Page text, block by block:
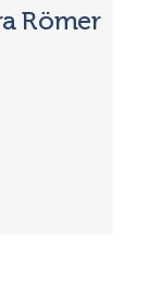
Römer